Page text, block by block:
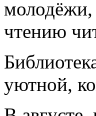
чтению
уютной,